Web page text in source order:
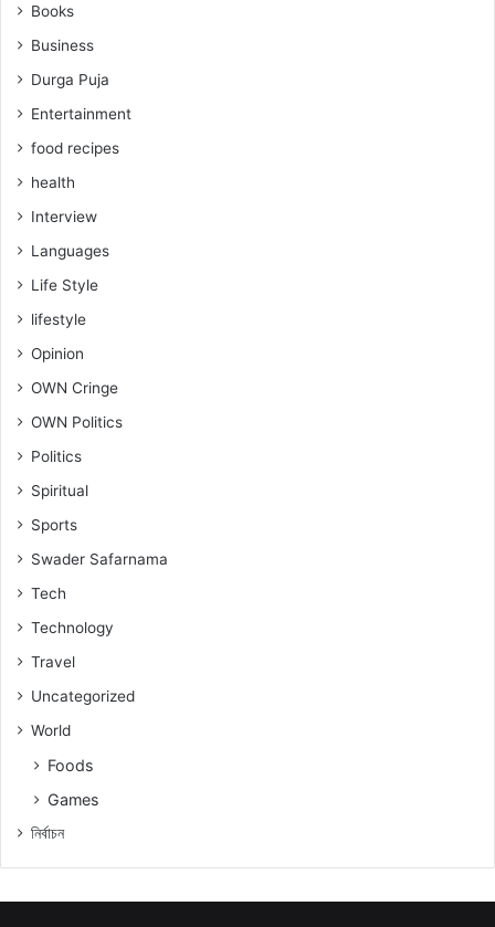
Books
Business
Durga Puja
Entertainment
food recipes
health
Interview
Languages
Life Style
lifestyle
Opinion
OWN Cringe
OWN Politics
Politics
Spiritual
Sports
Swader Safarnama
Tech
Technology
Travel
Uncategorized
World
Foods
Games
নিৰ্বাচন